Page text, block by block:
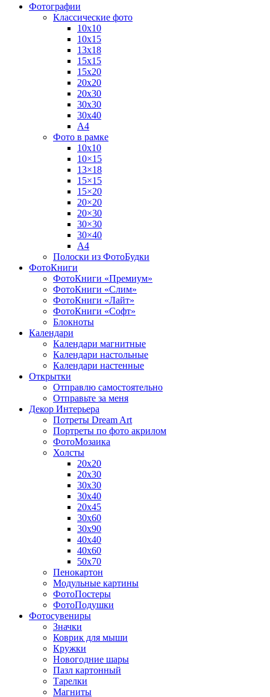
Фотографии
Классические фото
10х10
10х15
13х18
15х15
15х20
20х20
20х30
30х30
30х40
А4
Фото в рамке
10х10
10×15
13×18
15×15
15×20
20×20
20×30
30×30
30×40
A4
Полоски из ФотоБудки
ФотоКниги
ФотоКниги «Премиум»
ФотоКниги «Слим»
ФотоКниги «Лайт»
ФотоКниги «Софт»
Блокноты
Календари
Календари магнитные
Календари настольные
Календари настенные
Открытки
Отправлю самостоятельно
Отправьте за меня
Декор Интерьера
Потреты Dream Art
Портреты по фото акрилом
ФотоМозаика
Холсты
20х20
20х30
30х30
30х40
20х45
30х60
30х90
40х40
40х60
50х70
Пенокартон
Модульные картины
ФотоПостеры
ФотоПодушки
Фотоcувениры
Значки
Коврик для мыши
Кружки
Новогодние шары
Пазл картонный
Тарелки
Магниты